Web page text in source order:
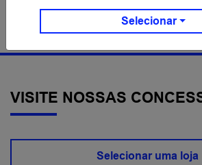
VISITE NOSSAS
Selecionar uma loja
Selecionar